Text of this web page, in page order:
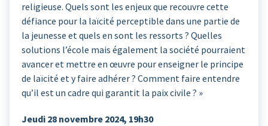
religieuse. Quels sont les enjeux que recouvre cette
défiance pour la laïcité perceptible dans une partie de
la jeunesse et quels en sont les ressorts ? Quelles
solutions l’école mais également la société pourraient
avancer et mettre en œuvre pour enseigner le principe
de laïcité et y faire adhérer ? Comment faire entendre
qu’il est un cadre qui garantit la paix civile ? »
Jeudi 28 novembre 2024, 19h30